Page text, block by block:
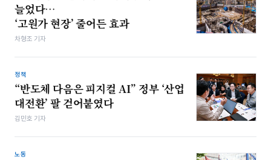
늘었다…
‘고원가 현장’ 줄어든 효과
차형조 기자
정책
“반도체 다음은 피지컬 AI” 정부 ‘산업
대전환’ 팔 걷어붙였다
김민호 기자
노동